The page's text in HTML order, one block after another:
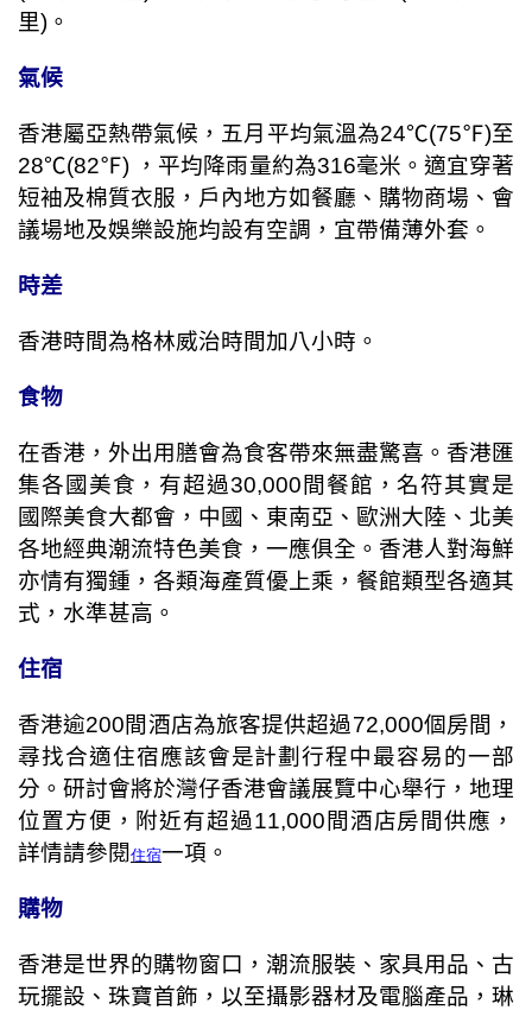
里) 。
氣候
香港屬亞熱帶氣候，五月平均氣溫為24℃(75℉)至
28℃(82℉) ，平均降雨量約為316毫米。適宜穿著
短袖及棉質衣服，戶內地方如餐廳、購物商場、會
議場地及娛樂設施均設有空調，宜帶備薄外套。
時差
香港時間為格林威治時間加八小時。
食物
在香港，外出用膳會為食客帶來無盡驚喜。香港匯
集各國美食，有超過30,000 間餐館，名符其實是
國際美食大都會，中國、東南亞、歐洲大陸、北美
各地經典潮流特色美食，一應俱全。香港人對海鮮
亦情有獨鍾，各類海產質優上乘，餐館類型各適其
式，水準甚高。
住宿
香港逾200間酒店為旅客提供超過72,000個房間，
尋找合適住宿應該會是計劃行程中最容易的一部
分。研討會將於灣仔香港會議展覽中心舉行，地理
位置方便，附近有超過11,000 間酒店房間供應，
詳情請參閱 住宿一項。
購物
香港是世界的購物窗口，潮流服裝、家具用品、古
玩擺設、珠寶首飾，以至攝影器材及電腦產品，琳